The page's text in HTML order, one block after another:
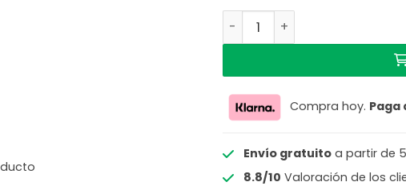
Barra negra 6 spots Globo
Compra hoy. Paga
Envío gratuitoa partir de
8.8/10 Valoración de los